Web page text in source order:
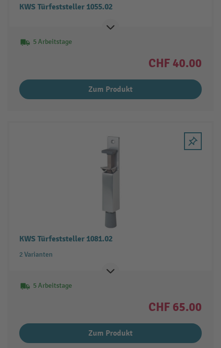
KWS Türfeststeller 1055.02
5 Arbeitstage
CHF 40.00
Zum Produkt
KWS Türfeststeller 1081.02
2 Varianten
5 Arbeitstage
CHF 65.00
Zum Produkt